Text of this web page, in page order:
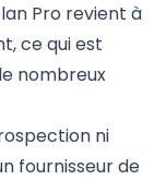
Pro revient à
ce qui est
nombreux
ni
fournisseur de